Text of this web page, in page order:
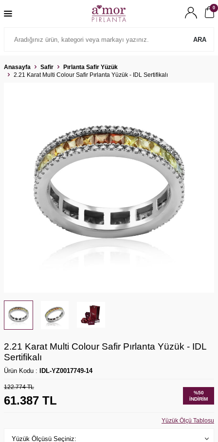
ARA
0
Anasayfa Safir
Pırlanta Safir Yüzük
2.21 Karat Multi Colour Safir Pırlanta Yüzük - IDL Sertifikalı
2.21 Karat Multi Colour Safir Pırlanta Yüzük - IDL
Sertifikalı
Ürün Kodu : IDL-YZ0017749-14
122.774TL
61.387 TL
%50
İNDIRIM
Yüzük Ölçü Tablosu